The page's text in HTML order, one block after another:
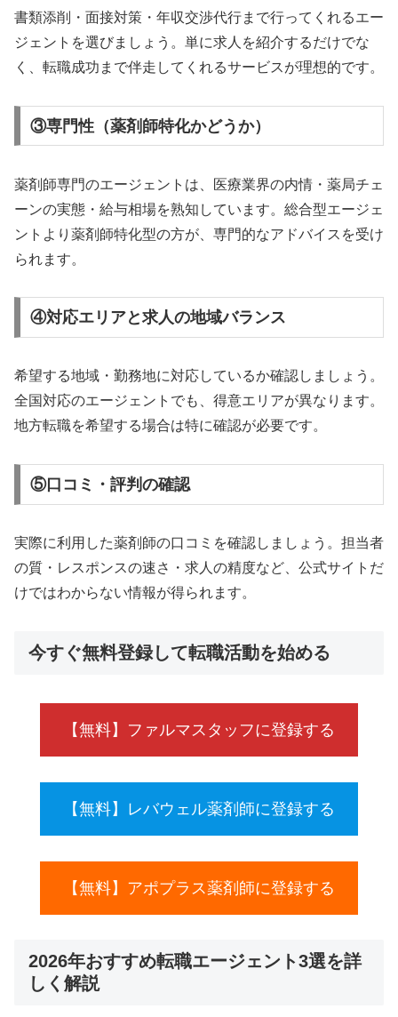
書類添削・面接対策・年収交渉代行まで行ってくれるエー
ジェントを選びましょう。単に求人を紹介するだけでな
く、転職成功まで伴走してくれるサービスが理想的です。
③専門性（薬剤師特化かどうか）
薬剤師専門のエージェントは、医療業界の内情・薬局チェ
ーンの実態・給与相場を熟知しています。総合型エージェ
ントより薬剤師特化型の方が、専門的なアドバイスを受け
られます。
④対応エリアと求人の地域バランス
希望する地域・勤務地に対応しているか確認しましょう。
全国対応のエージェントでも、得意エリアが異なります。
地方転職を希望する場合は特に確認が必要です。
⑤口コミ・評判の確認
実際に利用した薬剤師の口コミを確認しましょう。担当者
の質・レスポンスの速さ・求人の精度など、公式サイトだ
けではわからない情報が得られます。
今すぐ無料登録して転職活動を始める
【無料】ファルマスタッフに登録する
【無料】レバウェル薬剤師に登録する
【無料】アポプラス薬剤師に登録する
2026年おすすめ転職エージェント3選を詳
しく解説